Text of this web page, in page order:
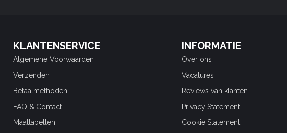
KLANTENSERVICE
Algemene Voorwaarden
Verzenden
Betaalmethoden
FAQ & Contact
Maattabellen
INFORMATIE
Over ons
Vacatures
Reviews van klanten
Privacy Statement
Cookie Statement